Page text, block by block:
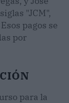
"JCM",
pagos se
por
para la